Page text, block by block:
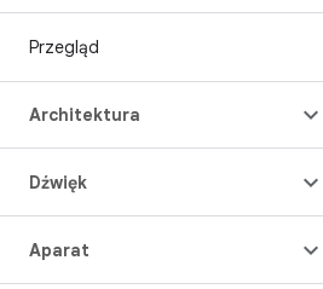
Przegląd
Architektura
Dźwięk
Aparat